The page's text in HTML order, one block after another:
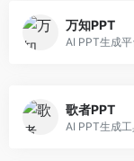
万知PPT
歌者PPT